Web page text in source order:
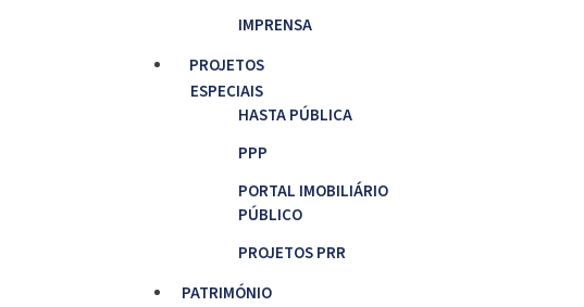
IMPRENSA
PROJETOS
ESPECIAIS
HASTA PÚBLICA
PPP
PORTAL IMOBILIÁRIO
PÚBLICO
PROJETOS PRR
PATRIMÓNIO